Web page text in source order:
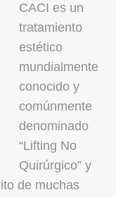
CACI es un
tratamiento
estético
mundialmente
conocido y
comúnmente
denominado
“Lifting No
Quirúrgico” y
de muchas